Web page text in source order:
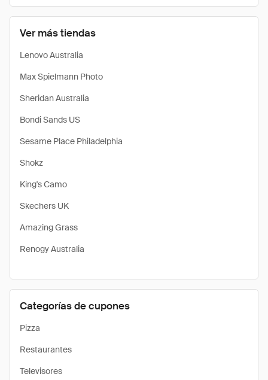
Ver más tiendas
Lenovo Australia
Max Spielmann Photo
Sheridan Australia
Bondi Sands US
Sesame Place Philadelphia
Shokz
King's Camo
Skechers UK
Amazing Grass
Renogy Australia
Categorías de cupones
Pizza
Restaurantes
Televisores